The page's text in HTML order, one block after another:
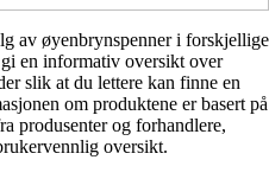
av øyenbrynspenner i forskjellige
en informativ oversikt over
slik at du lettere kan finne en
om produktene er basert på
produsenter og forhandlere,
oversikt.